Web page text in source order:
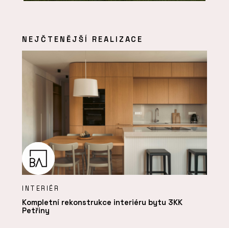
NEJČTENĚJŠÍ REALIZACE
INTERIÉR
Kompletní rekonstrukce interiéru bytu 3KK
Petřiny